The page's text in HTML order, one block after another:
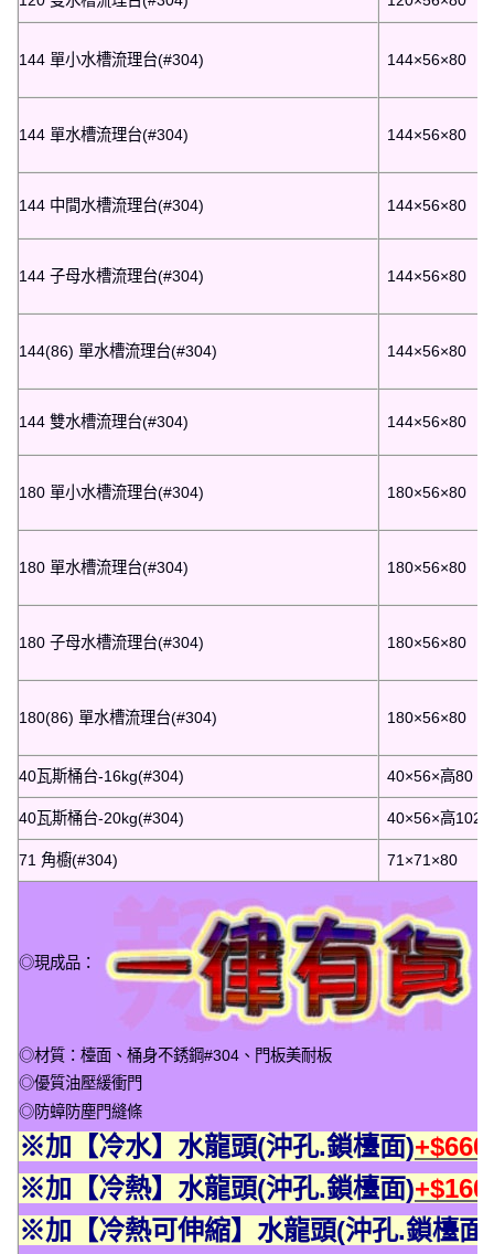
144 單小水槽流理台(#304) 144×56×80
144 單水槽流理台(#304) 144×56×80
144 中間水槽流理台(#304) 144×56×80
144 子母水槽流理台(#304) 144×56×80
144(86) 單水槽流理台(#304) 144×56×80
144 雙水槽流理台(#304) 144×56×80
180 單小水槽流理台(#304) 180×56×80
180 單水槽流理台(#304) 180×56×80
180 子母水槽流理台(#304) 180×56×80
180(86) 單水槽流理台(#304) 180×56×80
40瓦斯桶台-16kg(#304) 40×56×高80
40瓦斯桶台-20kg(#304) 40×56×高102
71 角櫥(#304) 71×71×80
◎現成品：
◎材質：檯面、桶身不銹鋼#304、門板美耐板
◎優質油壓緩衝門
◎防蟑防塵門縫條
※加【冷水】水龍頭(沖孔.鎖檯面)
※加【冷熱】水龍頭(沖孔.鎖檯面)
※加【冷熱可伸縮】水龍頭(沖孔.鎖檯面)